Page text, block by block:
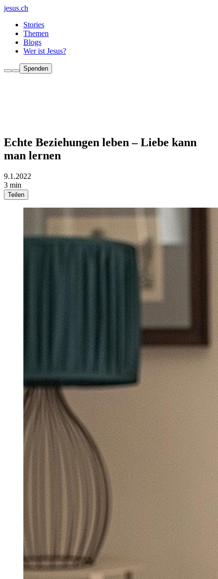
jesus.ch
Stories
Themen
Blogs
Wer ist Jesus?
Spenden
Echte Beziehungen leben – Liebe kann
man lernen
9.1.2022
3 min
Teilen